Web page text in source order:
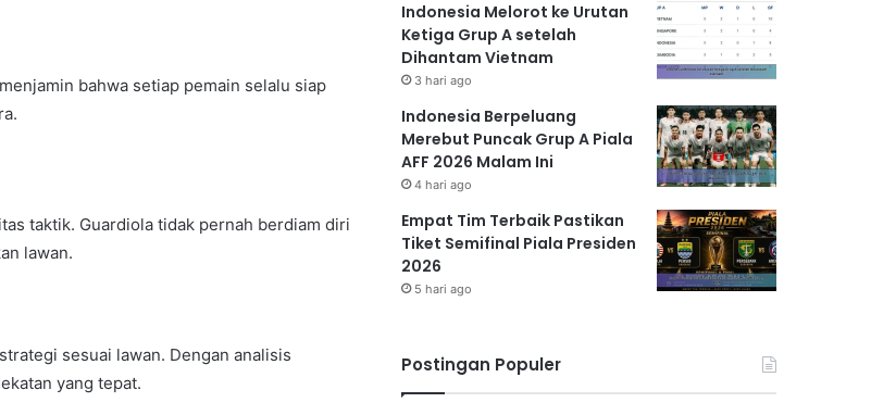
bahwa setiap pemain selalu siap
taktik. Guardiola tidak pernah berdiam diri
lawan.
sesuai lawan. Dengan analisis
yang tepat.
Indonesia Melorot ke Urutan
Ketiga Grup A setelah
Dihantam Vietnam
3 hari ago
Indonesia Berpeluang
Merebut Puncak Grup A Piala
AFF 2026 Malam Ini
4 hari ago
Empat Tim Terbaik Pastikan
Tiket Semifinal Piala Presiden
2026
5 hari ago
Postingan Populer